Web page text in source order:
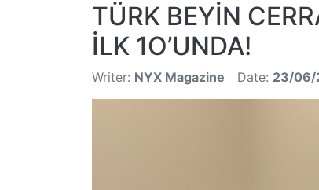
TÜRK BEYİN
İLK 1O’UNDA!
Writer: NYX Magazine Date: 23/06/